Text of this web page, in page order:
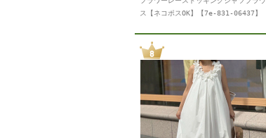
ス【ネコポスOK】【7e-831-06437】